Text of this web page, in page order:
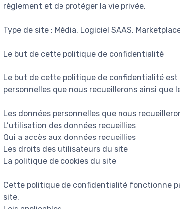
règlement et de protéger la vie privée.
Type de site : Média, Logiciel SAAS,
Le but de cette politique de confidentialité
Le but de cette politique de confidentialité
personnelles que nous recueillerons ainsi que
Les données personnelles que nous
L’utilisation des données recueillies
Qui a accès aux données recueillies
Les droits des utilisateurs du site
La politique de cookies du site
Cette politique de confidentialité fonctionne
site.